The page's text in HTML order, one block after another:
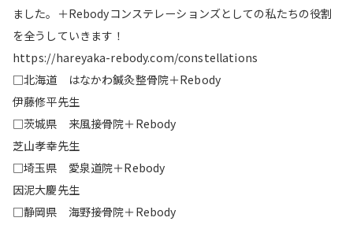
ました。＋Rebodyコンステレーションズとしての私たちの役割
を全うしていきます！
https://hareyaka-rebody.com/constellations
□北海道 はなかわ鍼灸整骨院＋Rebody
伊藤修平先生
□茨城県 来風接骨院＋Rebody
芝山孝幸先生
□埼玉県 愛泉道院＋Rebody
因泥大慶先生
□静岡県 海野接骨院＋Rebody